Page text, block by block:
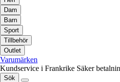
Dam
Barn
Sport
Tillbehör
Outlet
Varumärken
Kundservice i Frankrike Säker
Sök